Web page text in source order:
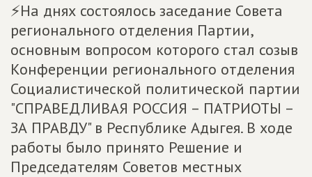
⚡На днях состоялось заседание Совета
регионального отделения Партии,
основным вопросом которого стал созыв
Конференции регионального отделения
Социалистической политической партии
"СПРАВЕДЛИВАЯ РОССИЯ – ПАТРИОТЫ –
ЗА ПРАВДУ" в Республике Адыгея. В ходе
работы было принято Решение и
Председателям Советов местных